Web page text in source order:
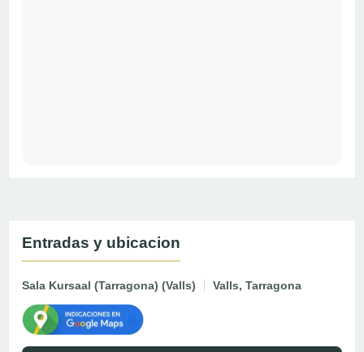
Entradas y ubicacion
Sala Kursaal (Tarragona) (Valls) Valls, Tarragona